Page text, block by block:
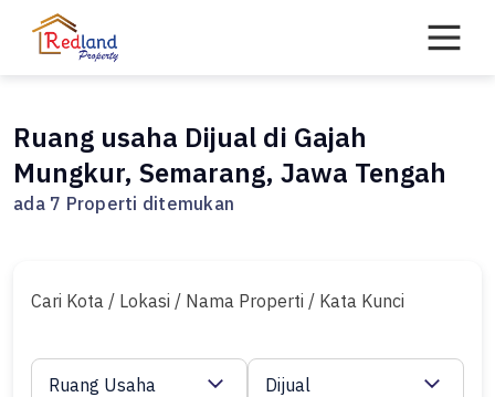
Ruang usaha Dijual di Gajah
Mungkur, Semarang, Jawa Tengah
ada 7 Properti ditemukan
Cari Kota / Lokasi / Nama Properti / Kata Kunci
Ruang Usaha Dijual